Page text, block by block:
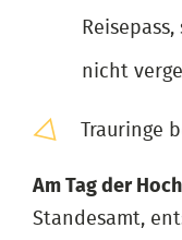
nicht
Trauringe
Am Tag der
Standesamt,